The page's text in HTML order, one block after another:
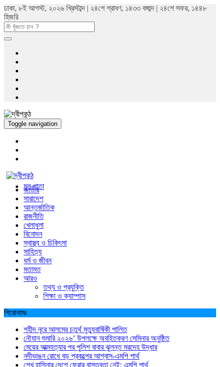
ঢাকা, ৮ই আগস্ট, ২০২৬ খ্রিস্টাব্দ | ২৪শে শ্রাবণ, ১৪৩৩ বঙ্গাব্দ | ২৪শে সফর, ১৪৪৮
হিজরি
Toggle navigation
মুল পাতা
জাতীয়
সারাদেশ
আন্তর্জাতিক
রাজনীতি
খেলাধুলা
বিনোদন
স্বাস্থ্য ও চিকিৎসা
সাহিত্য
ধর্ম ও জীবন
মতামত
আরও
তথ্য ও প্রযুক্তি
শিক্ষা ও ক্যাম্পাস
শিরোনামঃ
শহীদ নূরে আলমের চতুর্থ মৃত্যুবার্ষিকী পালিত
নৌযান শুমারি ২০২৬’ উপলক্ষে অবহিতকরণ সেমিনার অনুষ্ঠিত
মেয়ের আত্মহত্যার পর পুলিশ বাবার ঝুলন্ত মরদেহ উদ্ধার
নদীভাঙন রোধে বড় প্রকল্পের আশ্বাস-এমপি পার্থ
শেখ হাসিনার দেশে ফেরার বাস্তবতা নেই: এমপি পার্থ